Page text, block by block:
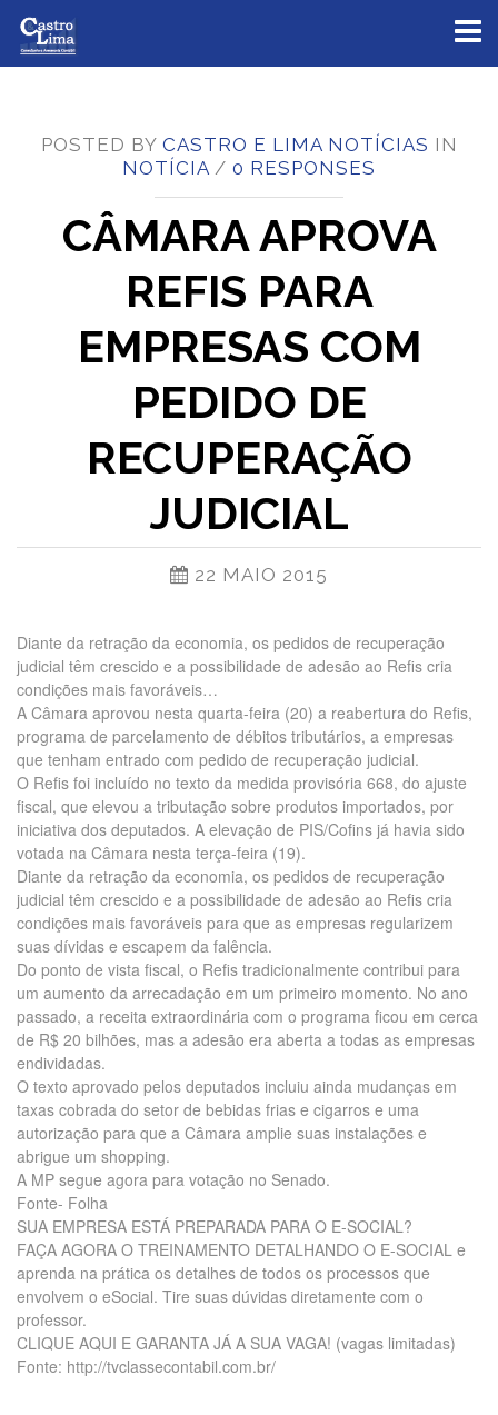
POSTED BY CASTRO E LIMA NOTÍCIAS IN
NOTÍCIA / 0 RESPONSES
CÂMARA APROVA
REFIS PARA
EMPRESAS COM
PEDIDO DE
RECUPERAÇÃO
JUDICIAL
22 MAIO 2015
Diante da retração da economia, os pedidos de recuperação
judicial têm crescido e a possibilidade de adesão ao Refis cria
condições mais favoráveis…
A Câmara aprovou nesta quarta-feira (20) a reabertura do Refis,
programa de parcelamento de débitos tributários, a empresas
que tenham entrado com pedido de recuperação judicial.
O Refis foi incluído no texto da medida provisória 668, do ajuste
fiscal, que elevou a tributação sobre produtos importados, por
iniciativa dos deputados. A elevação de PIS/Cofins já havia sido
votada na Câmara nesta terça-feira (19).
Diante da retração da economia, os pedidos de recuperação
judicial têm crescido e a possibilidade de adesão ao Refis cria
condições mais favoráveis para que as empresas regularizem
suas dívidas e escapem da falência.
Do ponto de vista fiscal, o Refis tradicionalmente contribui para
um aumento da arrecadação em um primeiro momento. No ano
passado, a receita extraordinária com o programa ficou em cerca
de R$ 20 bilhões, mas a adesão era aberta a todas as empresas
endividadas.
O texto aprovado pelos deputados incluiu ainda mudanças em
taxas cobrada do setor de bebidas frias e cigarros e uma
autorização para que a Câmara amplie suas instalações e
abrigue um shopping.
A MP segue agora para votação no Senado.
Fonte- Folha
SUA EMPRESA ESTÁ PREPARADA PARA O E-SOCIAL?
FAÇA AGORA O TREINAMENTO DETALHANDO O E-SOCIAL e
aprenda na prática os detalhes de todos os processos que
envolvem o eSocial. Tire suas dúvidas diretamente com o
professor.
CLIQUE AQUI E GARANTA JÁ A SUA VAGA! (vagas limitadas)
Fonte: http://tvclassecontabil.com.br/